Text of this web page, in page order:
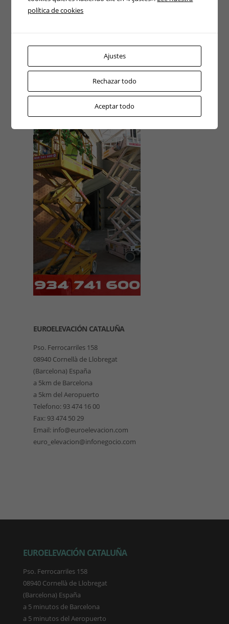
EUROELEVACIÓN CATALUÑA
Pso. Ferrocarriles 158
08940 Cornellà de Llobregat
(Barcelona) España
a 5km de Barcelona
a 5km del Aeropuerto
Telefono: 93 474 16 00
Fax: 93 474 50 29
Email: info@euroelevacion.com
euro_elevacion@infonegocio.com
EUROELEVACIÓN CATALUÑA
Pso. Ferrocarriles 158
08940 Cornellà de Llobregat
(Barcelona) España
a 5 minutos de Barcelona
a 5 minutos del Aeropuerto
política de cookies
Ajustes
Rechazar todo
Aceptar todo